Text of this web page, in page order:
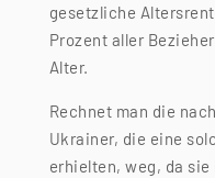
gesetzliche
Prozent aller
Alter.
Rechnet man die
Ukrainer, die eine
erhielten, weg, da